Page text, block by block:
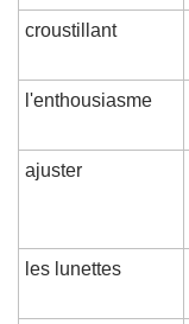
croustillant
l'enthousiasme
ajuster
les lunettes